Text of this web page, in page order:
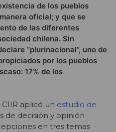
de los pueblos
oficial; y que se
de las diferentes
chilena. Sin
“plurinacional”, uno de
por los pueblos
17% de los
aplicó un estudio de
de decisión y opinión
en tres temas